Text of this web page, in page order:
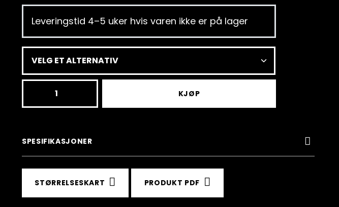
Leveringstid 4–5 uker hvis varen ikke er på lager
FIS,
SLIMFIT
antall
KJØP
SPESIFIKASJONER
STØRRELSESKART PRODUKT PDF